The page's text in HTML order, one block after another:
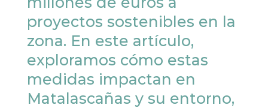
proyectos sostenibles en la
zona. En este artículo,
exploramos cómo estas
medidas impactan en
Matalascañas y su entorno,